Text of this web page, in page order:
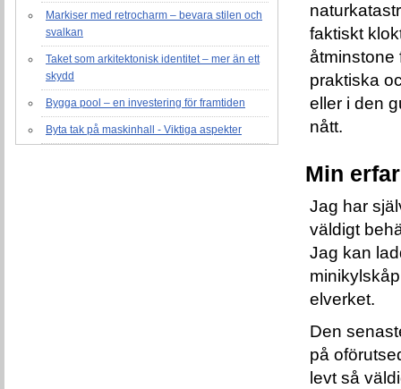
Markiser med retrocharm – bevara stilen och
svalkan
Taket som arkitektonisk identitet – mer än ett
skydd
Bygga pool – en investering för framtiden
Byta tak på maskinhall - Viktiga aspekter
faktiskt
åtminstone
praktiska
eller i den
nått.
Min
Jag har
väldigt
Jag kan
elverket.
Den
på
levt så